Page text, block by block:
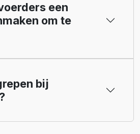
een
om te
bij